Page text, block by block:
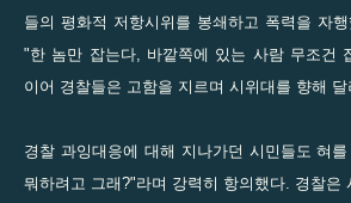
들의 평화적 저항시위를 봉쇄하고 폭력을 자
"한 놈만 잡는다, 바깥쪽에 있는 사람 무조건
이어 경찰들은 고함을 지르며 시위대를 향해 달
경찰 과잉대응에 대해 지나가던 시민들도 혀
뭐하려고 그래?"라며 강력히 항의했다. 경찰은